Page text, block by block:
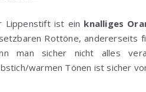
Lippenstift ist ein knalliges
Rottöne, andererseits
man sicher nicht alles
warmen Tönen ist sicher